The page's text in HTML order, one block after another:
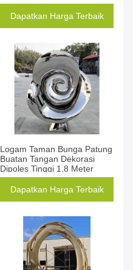
Dapatkan Harga Terbaik
Logam Taman Bunga Patung
Buatan Tangan Dekorasi
Dipoles Tinggi 1,8 Meter
Dapatkan Harga Terbaik